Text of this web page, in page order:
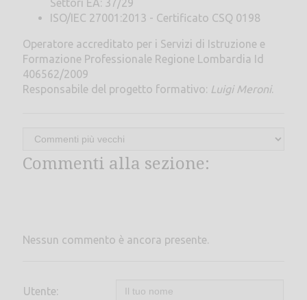
Settori EA: 37/29
ISO/IEC 27001:2013 - Certificato CSQ 0198
Operatore accreditato per i Servizi di Istruzione e
Formazione Professionale Regione Lombardia Id
406562/2009
Responsabile del progetto formativo: Luigi Meroni.
Commenti alla sezione:
Nessun commento è ancora presente.
Utente: